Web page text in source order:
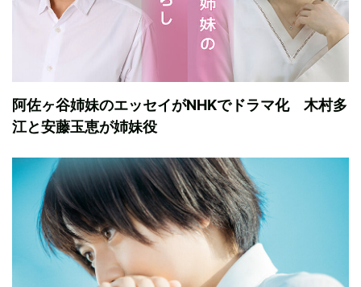
阿佐ヶ谷姉妹のエッセイがNHKでドラマ化 木村多
江と安藤玉恵が姉妹役